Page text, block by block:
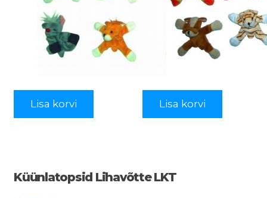
Lisa korvi Lisa korvi
Küünlatopsid Lihavõtte LKT